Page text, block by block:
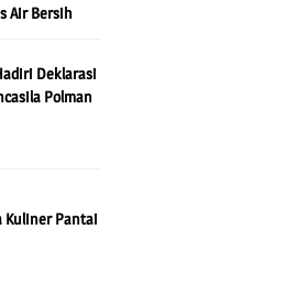
Air Bersih
Deklarasi
Polman
Kuliner Pantai